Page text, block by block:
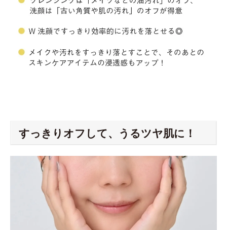
すっきりオフして、うるツヤ肌に！